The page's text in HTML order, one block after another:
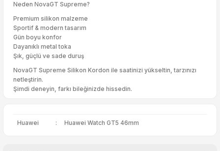
Neden NovaGT Supreme?
Premium silikon malzeme
Sportif & modern tasarım
Gün boyu konfor
Dayanıklı metal toka
Şık, güçlü ve sade duruş
NovaGT Supreme Silikon Kordon ile saatinizi yükseltin, tarzınızı
netleştirin.
Şimdi deneyin, farkı bileğinizde hissedin.
Huawei : Huawei Watch GT5 46mm